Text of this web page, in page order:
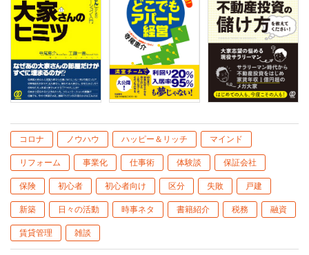
コロナ ノウハウ ハッピー＆リッチ マインド
リフォーム 事業化 仕事術 体験談 保証会社
保険 初心者 初心者向け 区分 失敗 戸建
新築 日々の活動 時事ネタ 書籍紹介 税務 融資
賃貸管理 雑談